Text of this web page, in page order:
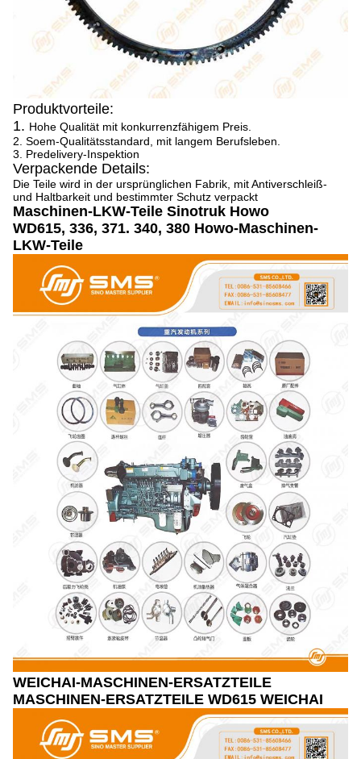
Produktvorteile:
1. Hohe Qualität mit konkurrenzfähigem Preis.
2. Soem-Qualitätsstandard, mit langem Berufsleben.
3. Predelivery-Inspektion
Verpackende Details:
Die Teile wird in der ursprünglichen Fabrik, mit Antiverschleiß-
und Haltbarkeit und bestimmter Schutz verpackt
Maschinen-LKW-Teile Sinotruk Howo
WD615, 336, 371. 340, 380 Howo-Maschinen-
LKW-Teile
WEICHAI-MASCHINEN-ERSATZTEILE
MASCHINEN-ERSATZTEILE WD615 WEICHAI